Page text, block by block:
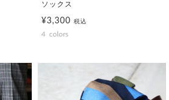
ソックス
¥3,300 税込
4 colors